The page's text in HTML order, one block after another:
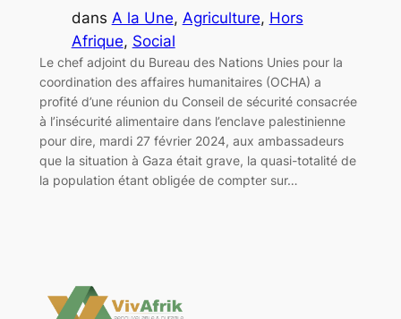
dans A la Une, Agriculture, Hors
Afrique, Social
Le chef adjoint du Bureau des Nations Unies pour la
coordination des affaires humanitaires (OCHA) a
profité d’une réunion du Conseil de sécurité consacrée
à l’insécurité alimentaire dans l’enclave palestinienne
pour dire, mardi 27 février 2024, aux ambassadeurs
que la situation à Gaza était grave, la quasi-totalité de
la population étant obligée de compter sur…